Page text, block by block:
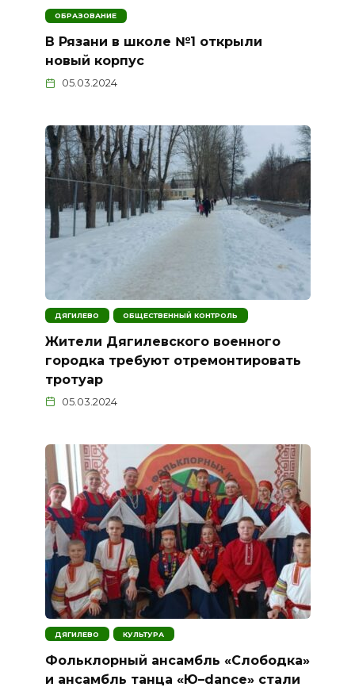
ОБРАЗОВАНИЕ
В Рязани в школе №1 открыли
новый корпус
05.03.2024
ДЯГИЛЕВО ОБЩЕСТВЕННЫЙ КОНТРОЛЬ
Жители Дягилевского военного
городка требуют отремонтировать
тротуар
05.03.2024
ДЯГИЛЕВО КУЛЬТУРА
Фольклорный ансамбль «Слободка»
и ансамбль танца «Ю–dance» стали